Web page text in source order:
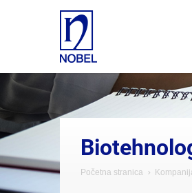
Početna stranica